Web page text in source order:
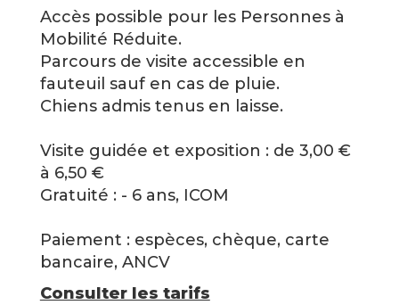
Accès possible pour les Personnes à
Mobilité Réduite.
Parcours de visite accessible en
fauteuil sauf en cas de pluie.
Chiens admis tenus en laisse.
Visite guidée et exposition : de 3,00 €
à 6,50 €
Gratuité : - 6 ans, ICOM
Paiement : espèces, chèque, carte
bancaire, ANCV
Consulter les tarifs